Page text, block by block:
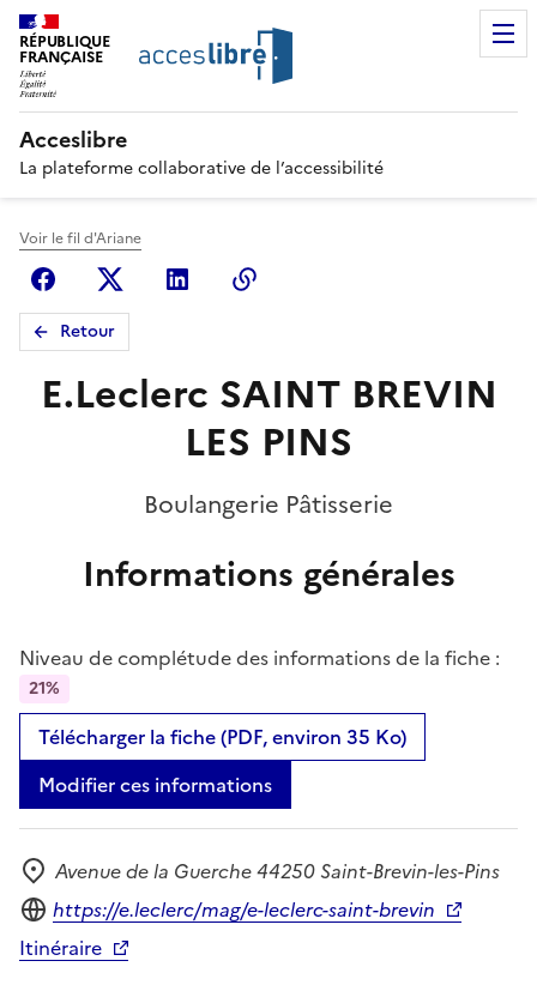
RÉPUBLIQUE
FRANÇAISE
Acceslibre
La plateforme collaborative de l’accessibilité
Voir le fil d'Ariane
FacebookX (anciennement Twitter)
Linkedin
Retour
E.Leclerc SAINT BREVIN
LES PINS
Boulangerie Pâtisserie
Informations générales
Niveau de complétude des informations de la fiche :
21%
Télécharger la fiche (PDF, environ 35 Ko)
Modifier ces informations
Adresse
Avenue de la Guerche 44250 Saint-Brevin-les-Pins
Site internet
https://e.leclerc/mag/e-leclerc-saint-brevin
Itinéraire